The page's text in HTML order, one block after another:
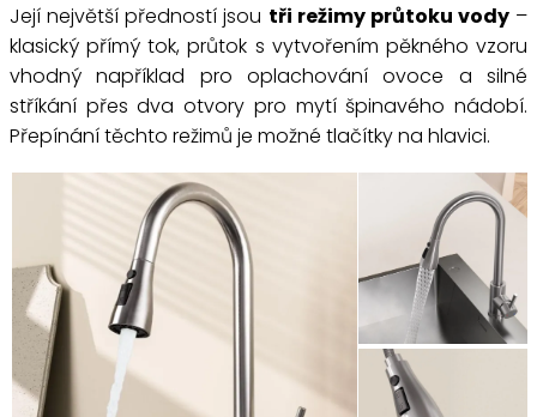
Její největší předností jsou tři režimy průtoku vody–
klasický přímý tok, průtok s vytvořením pěkného vzoru
vhodný například pro oplachování ovoce a silné
stříkání přes dva otvory pro mytí špinavého nádobí.
Přepínání těchto režimů je možné tlačítky na hlavici.